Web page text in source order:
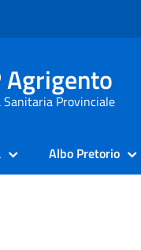
Agrigento
Sanitaria Provinciale
Albo Pretorio